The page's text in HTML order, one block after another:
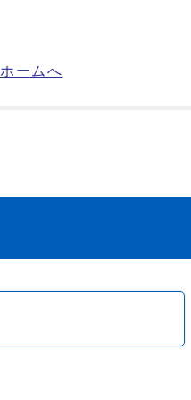
ホームへ